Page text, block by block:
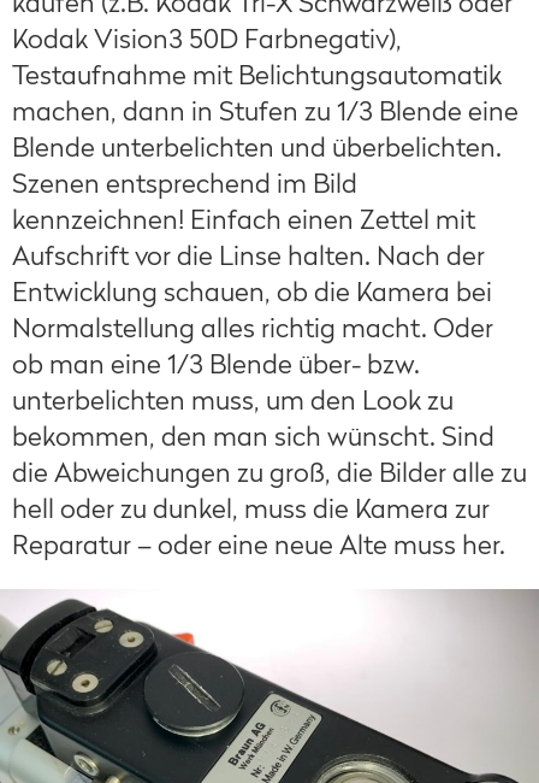
Kodak Vision3 50D Farbnegativ),
Testaufnahme mit Belichtungsautomatik
machen, dann in Stufen zu 1/3 Blende eine
Blende unterbelichten und überbelichten.
Szenen entsprechend im Bild
kennzeichnen! Einfach einen Zettel mit
Aufschrift vor die Linse halten. Nach der
Entwicklung schauen, ob die Kamera bei
Normalstellung alles richtig macht. Oder
ob man eine 1/3 Blende über- bzw.
unterbelichten muss, um den Look zu
bekommen, den man sich wünscht. Sind
die Abweichungen zu groß, die Bilder alle zu
hell oder zu dunkel, muss die Kamera zur
Reparatur – oder eine neue Alte muss her.